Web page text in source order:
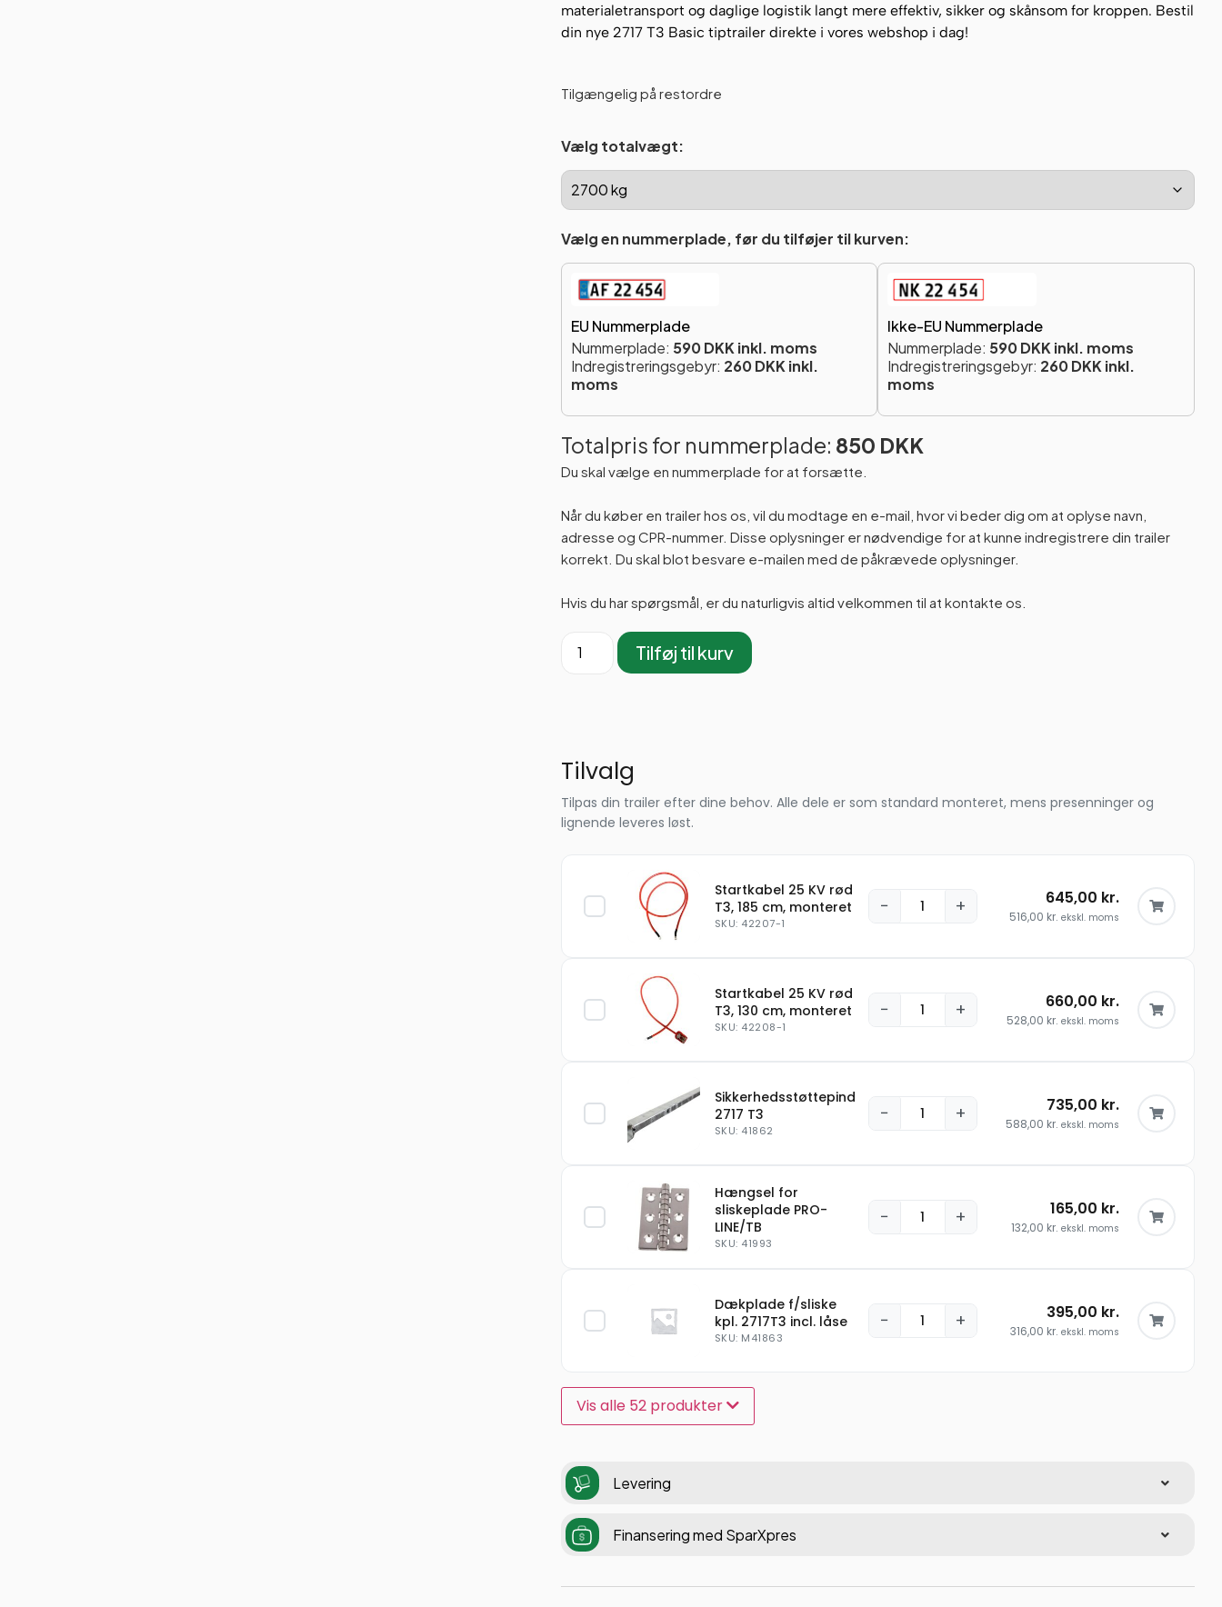
materialetransport og daglige logistik langt mere effektiv, sikker og skånsom for kroppen. Bestil
din nye 2717 T3 Basic tiptrailer direkte i vores webshop i dag!
Tilgængelig på restordre
Vælg totalvægt:
Vælg en nummerplade, før du tilføjer til kurven:
EU Nummerplade
Nummerplade: 590 DKK inkl. moms
Indregistreringsgebyr: 260 DKK inkl.
moms
Ikke-EU Nummerplade
Nummerplade: 590 DKK inkl. moms
Indregistreringsgebyr: 260 DKK inkl.
moms
Totalpris for nummerplade: 850 DKK
Du skal vælge en nummerplade for at forsætte.
Når du køber en trailer hos os, vil du modtage en e-mail, hvor vi beder dig om at oplyse navn,
adresse og CPR-nummer. Disse oplysninger er nødvendige for at kunne indregistrere din trailer
korrekt. Du skal blot besvare e-mailen med de påkrævede oplysninger.
Hvis du har spørgsmål, er du naturligvis altid velkommen til at kontakte os.
Tilføj til kurv
Tilvalg
Tilpas din trailer efter dine behov. Alle dele er som standard monteret, mens presenninger og
lignende leveres løst.
Startkabel 25 KV rød
T3, 185 cm, monteret
SKU: 42207-1
− + 645,00 kr.
516,00 kr. ekskl. moms
Startkabel 25 KV rød
T3, 130 cm, monteret
SKU: 42208-1
− + 660,00 kr.
528,00 kr. ekskl. moms
Sikkerhedsstøttepind
2717 T3
SKU: 41862
− + 735,00 kr.
588,00 kr. ekskl. moms
Hængsel for
sliskeplade PRO-
LINE/TB
SKU: 41993
− + 165,00 kr.
132,00 kr. ekskl. moms
Dækplade f/sliske
kpl. 2717T3 incl. låse
SKU: M41863
− + 395,00 kr.
316,00 kr. ekskl. moms
Vis alle 52 produkter
Levering
Finansering med SparXpres